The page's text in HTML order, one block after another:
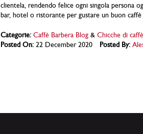
clientela, rendendo felice ogni singola persona
bar, hotel o ristorante per gustare un buon caffè
Categorie: Caffè Barbera Blog& Chicche di caffè
Posted On:22 December 2020 Posted By: